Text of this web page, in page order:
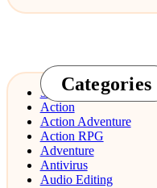
Categories
3D Design
Action
Action Adventure
Action RPG
Adventure
Antivirus
Audio Editing